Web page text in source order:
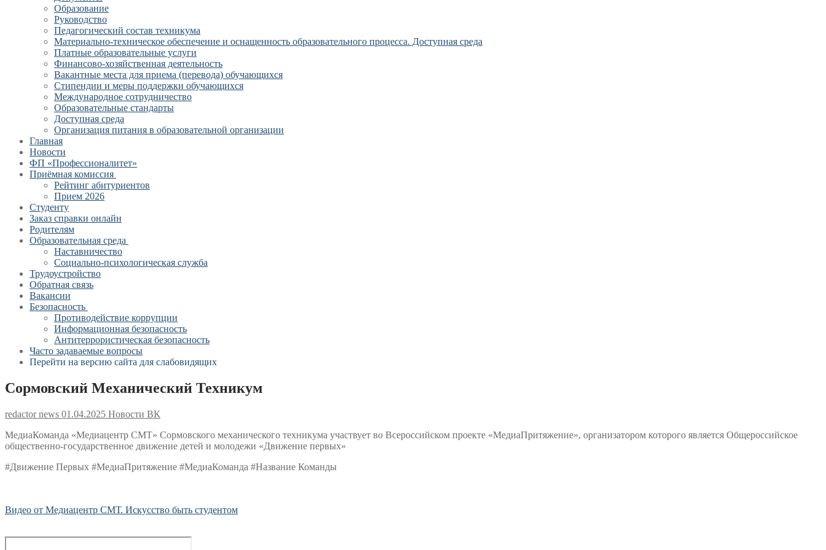
Образование
Руководство
Педагогический состав техникума
Материально-техническое обеспечение и оснащенность образовательного процесса. Доступная среда
Платные образовательные услуги
Финансово-хозяйственная деятельность
Вакантные места для приема (перевода) обучающихся
Стипендии и меры поддержки обучающихся
Международное сотрудничество
Образовательные стандарты
Доступная среда
Организация питания в образовательной организации
Главная
Новости
ФП «Профессионалитет»
Приёмная комиссия
Рейтинг абитуриентов
Прием 2026
Студенту
Заказ справки онлайн
Родителям
Образовательная среда
Наставничество
Социально-психологическая служба
Трудоустройство
Обратная связь
Вакансии
Безопасность
Противодействие коррупции
Информационная безопасность
Антитеррористическая безопасность
Часто задаваемые вопросы
Перейти на версию сайта для слабовидящих
Сормовский Механический Техникум
redactor news 01.04.2025 Новости ВК
МедиаКоманда «Медиацентр СМТ» Сормовского механического техникума участвует во Всероссийском проекте «МедиаПритяжение», организатором которого является Общероссийское
общественно-государственное движение детей и молодежи «Движение первых»
#Движение Первых #МедиаПритяжение #МедиаКоманда #Название Команды
Видео от Медиацентр СМТ. Искусство быть студентом